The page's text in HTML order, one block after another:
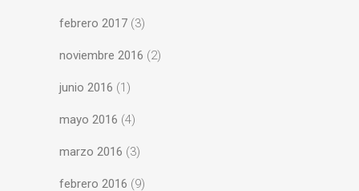
febrero 2017 (3)
noviembre 2016 (2)
junio 2016 (1)
mayo 2016 (4)
marzo 2016 (3)
febrero 2016 (9)